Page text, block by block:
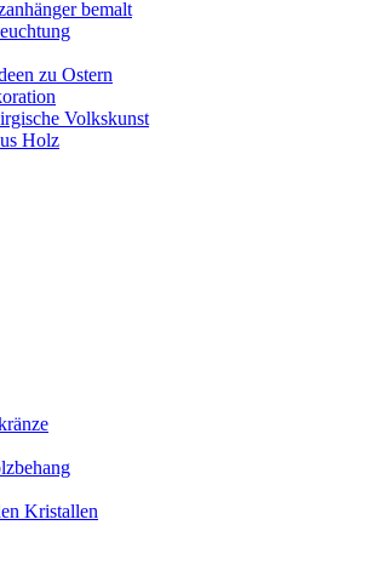
bemalt
zu Ostern
Volkskunst
Holz
Kristallen